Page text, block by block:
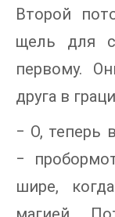
Второй
щель для
первому.
друга в
‒ О, теперь
‒
шире,